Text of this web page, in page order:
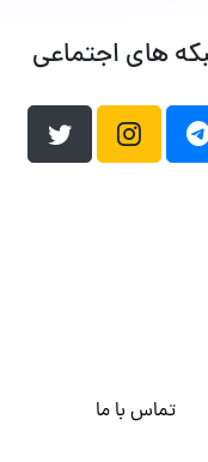
های اجتماعی
تماس با ما